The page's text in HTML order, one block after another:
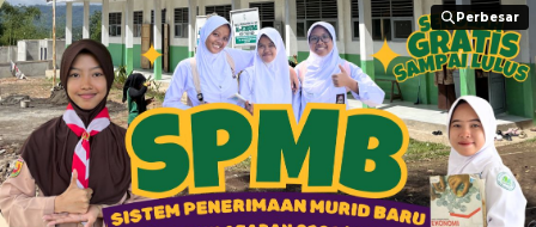
Perbesar
Perbesar